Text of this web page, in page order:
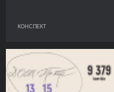
КОНСПЕКТ